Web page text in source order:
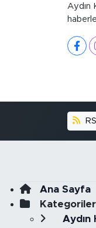
Aydın
Ana Sayfa
Kategoriler
Aydın